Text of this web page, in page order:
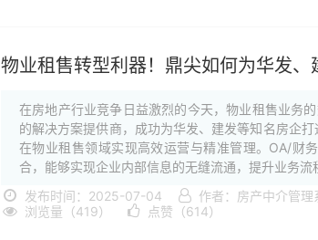
物业租售转型利器！鼎尖如何为华发、
在房地产行业竞争日益激烈的今天，物业租售业务
的解决方案提供商，成功为华发、建发等知名房企
在物业租售领域实现高效运营与精准管理。OA/财
合，能够实现企业内部信息的无缝流通，提升业务流
发布时间：2025-07-04
作者：房产中介管
浏览量（419）
点赞（614）